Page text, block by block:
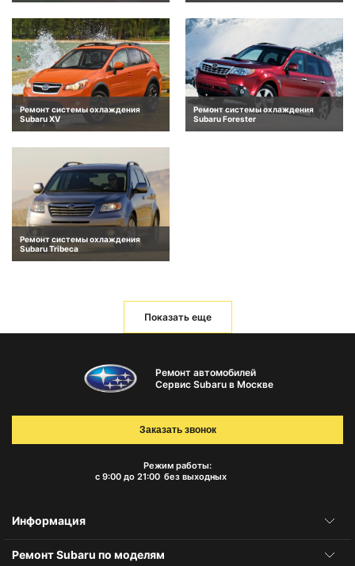
Ремонт системы охлаждения
Subaru XV
Ремонт системы охлаждения
Subaru Forester
Ремонт системы охлаждения
Subaru Tribeca
Показать еще
Ремонт автомобилей
Сервис Subaru в Москве
Режим работы:
с 9:00 до 21:00 без выходных
Заказать звонок
Информация
Ремонт Subaru по моделям